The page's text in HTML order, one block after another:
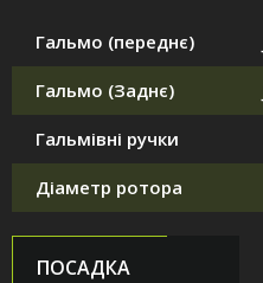
Гальмо (переднє)
Гальмо (Заднє)
Гальмівні ручки
Діаметр ротора
ПОСАДКА